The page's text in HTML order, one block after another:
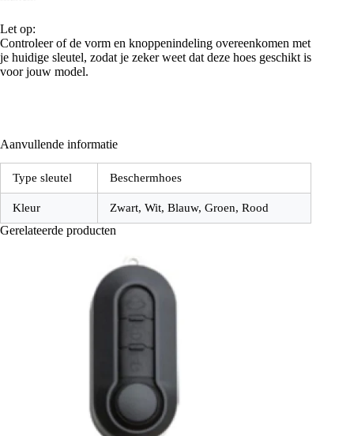
Let op:
Controleer of de vorm en knoppenindeling overeenkomen met
je huidige sleutel, zodat je zeker weet dat deze hoes geschikt is
voor jouw model.
Aanvullende informatie
Type sleutel Beschermhoes
Kleur Zwart, Wit, Blauw, Groen, Rood
Gerelateerde producten